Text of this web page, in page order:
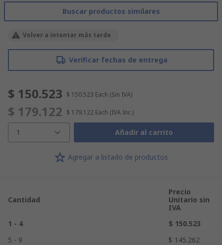
Buscar productos similares
Volver a intentar más tarde
Verificar fechas de entrega
$ 150.523 $ 150.523 Each (Sin IVA)
$ 179.122 $ 179.122 Each (IVA Inc.)
1 Añadir al carrito
Agregar a listado de productos
Cantidad
Precio
Unitario sin
IVA
1 - 4
$ 150.523
5 - 9
$ 145.262